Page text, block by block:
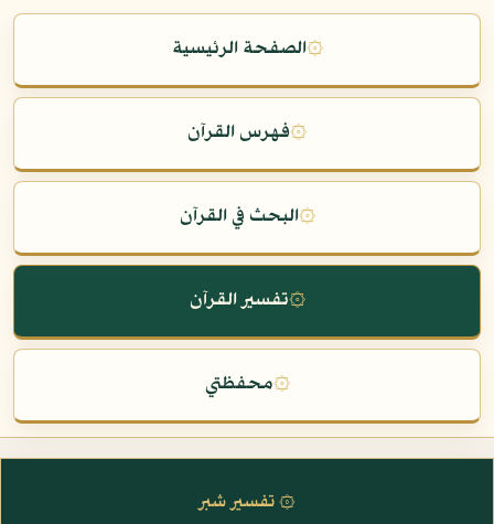
۞الصفحة الرئيسية
۞فهرس القرآن
۞البحث في القرآن
۞تفسير القرآن
۞محفظتي
۞ تفسير شبر